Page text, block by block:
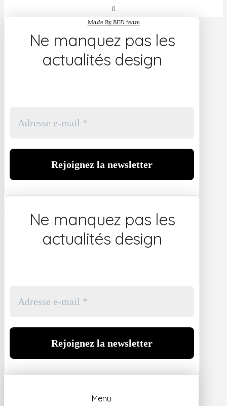
Made By BED team
Ne manquez pas les
actualités design
Ne manquez pas les
actualités design
Menu